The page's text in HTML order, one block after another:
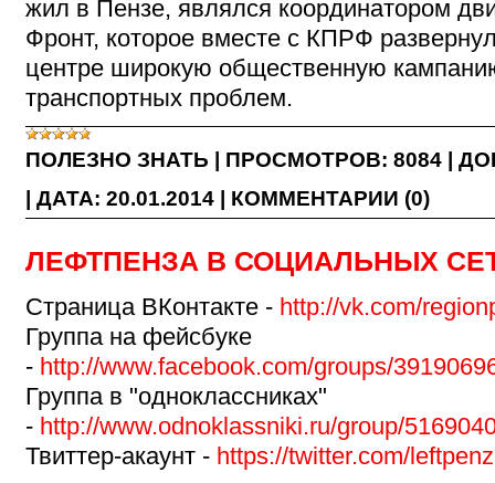
жил в Пензе, являлся координатором
Фронт, которое вместе с КПРФ
центре широкую общественную
транспортных проблем.
ПОЛЕЗНО ЗНАТЬ ПРОСМОТРОВ: 8084
ДАТА: 20.01.2014 КОММЕНТАРИИ (0)
ЛЕФТПЕНЗА В СОЦИАЛЬНЫХ
Страница ВКонтакте - http://vk.com/
Группа на фейсбуке
- http://www.facebook.com/groups/
Группа в "одноклассниках"
- http://www.odnoklassniki.ru/group/
Твиттер-акаунт - https://twitter.com/